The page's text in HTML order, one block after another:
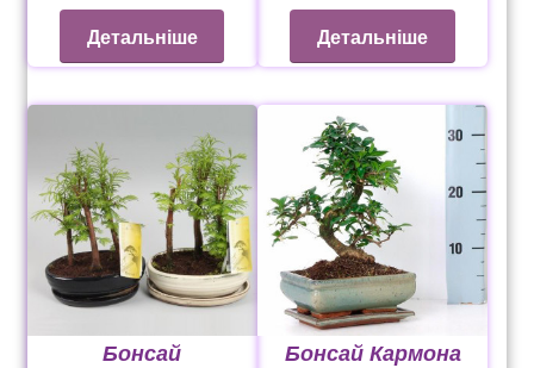
Детальніше Детальніше
Бонсай
Бонсай Кармона